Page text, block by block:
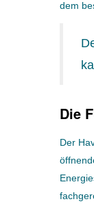
dem
Die
Der